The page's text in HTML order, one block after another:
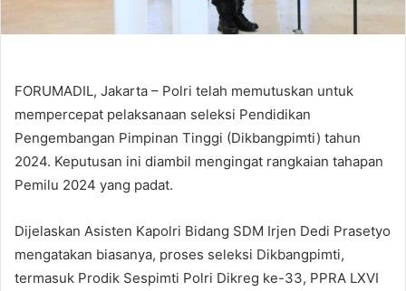
FORUMADIL, Jakarta – Polri telah memutuskan untuk
mempercepat pelaksanaan seleksi Pendidikan
Pengembangan Pimpinan Tinggi (Dikbangpimti) tahun
2024. Keputusan ini diambil mengingat rangkaian tahapan
Pemilu 2024 yang padat.
Dijelaskan Asisten Kapolri Bidang SDM Irjen Dedi Prasetyo
mengatakan biasanya, proses seleksi Dikbangpimti,
termasuk Prodik Sespimti Polri Dikreg ke-33, PPRA LXVI